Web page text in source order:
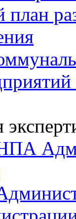
план